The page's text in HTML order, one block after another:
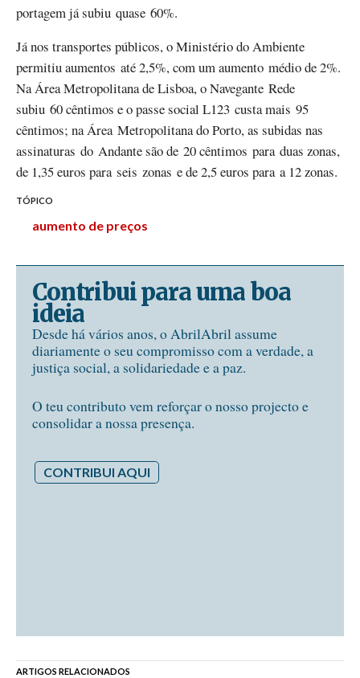
portagem já subiu quase 60%.
Já nos transportes públicos, o Ministério do Ambiente
permitiu aumentos até 2,5%, com um aumento médio de 2%.
Na Área Metropolitana de Lisboa, o Navegante Rede
subiu 60 cêntimos e o passe social L123 custa mais 95
cêntimos; na Área Metropolitana do Porto, as subidas nas
assinaturas do Andante são de 20 cêntimos para duas zonas,
de 1,35 euros para seis zonas e de 2,5 euros para a 12 zonas.
TÓPICO
aumento de preços
Contribui para uma boa
ideia
Desde há vários anos, o AbrilAbril assume
diariamente o seu compromisso com a verdade, a
justiça social, a solidariedade e a paz.
O teu contributo vem reforçar o nosso projecto e
consolidar a nossa presença.
CONTRIBUI AQUI
ARTIGOS RELACIONADOS